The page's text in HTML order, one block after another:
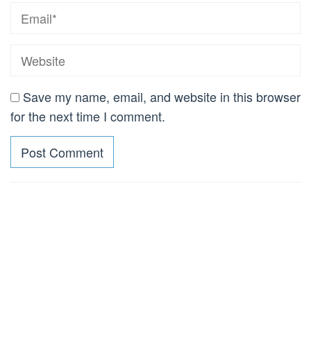
Save my name, email, and website in this browser
for the next time I comment.